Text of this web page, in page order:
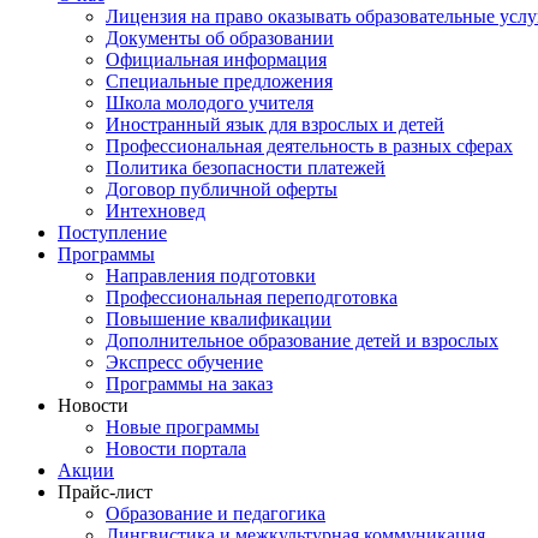
Лицензия на право оказывать образовательные
Документы об образовании
Официальная информация
Специальные предложения
Школа молодого учителя
Иностранный язык для взрослых и детей
Профессиональная деятельность в разных сферах
Политика безопасности платежей
Договор публичной оферты
Интехновед
Поступление
Программы
Направления подготовки
Профессиональная переподготовка
Повышение квалификации
Дополнительное образование детей и взрослых
Экспресс обучение
Программы на заказ
Новости
Новые программы
Новости портала
Акции
Прайс-лист
Образование и педагогика